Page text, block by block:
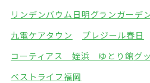
リンデンバウム日明グランガーデ
九電ケアタウン
プレジール春日
コーティアス 姪浜 ゆとり館グ
ベストライフ福岡